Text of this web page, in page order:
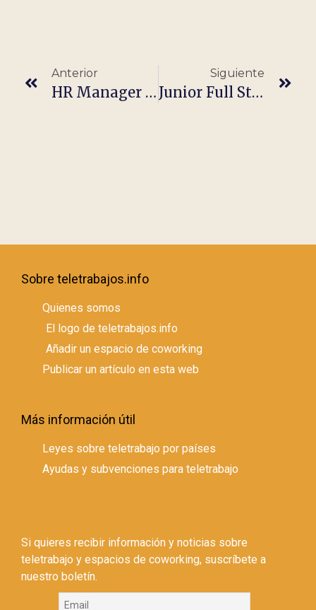
Anterior
HR Manager (100% Remote – Spain)
Siguiente
Junior Full Stack Developer – Full Remote – Programador
Sobre teletrabajos.info
Quienes somos
El logo de teletrabajos.info
Añadir un espacio de coworking
Publicar un artículo en esta web
Más información útil
Leyes sobre teletrabajo por países
Ayudas y subvenciones para teletrabajo
Si quieres recibir información y noticias sobre
teletrabajo y espacios de coworking, suscríbete a
nuestro boletín.